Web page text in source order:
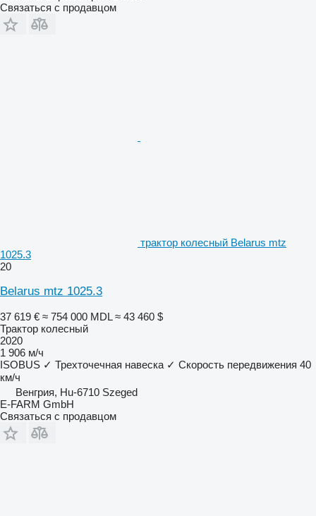
Связаться с продавцом
трактор колесный Belarus mtz
1025.3
20
Belarus mtz 1025.3
37 619 € ≈ 754 000 MDL ≈ 43 460 $
Трактор колесный
2020
1 906 м/ч
ISOBUS ✓ Трехточечная навеска ✓ Скорость передвижения 40
км/ч
Венгрия, Hu-6710 Szeged
E-FARM GmbH
Связаться с продавцом